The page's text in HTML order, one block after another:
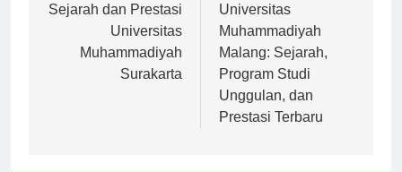
pos
Sejarah dan Prestasi
Universitas
Muhammadiyah
Surakarta
Universitas
Muhammadiyah
Malang: Sejarah,
Program Studi
Unggulan, dan
Prestasi Terbaru